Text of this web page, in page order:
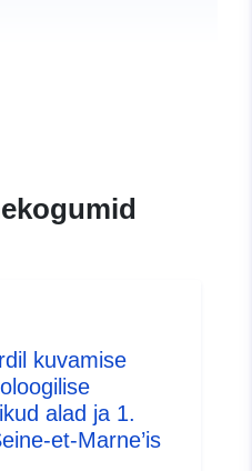
426c-8dd9-
a720-a31caa415b92
inspire.ec.europa.eu/
SpatialDataServiceType/
kuvamise
alad ja 1.
et-Marne’is